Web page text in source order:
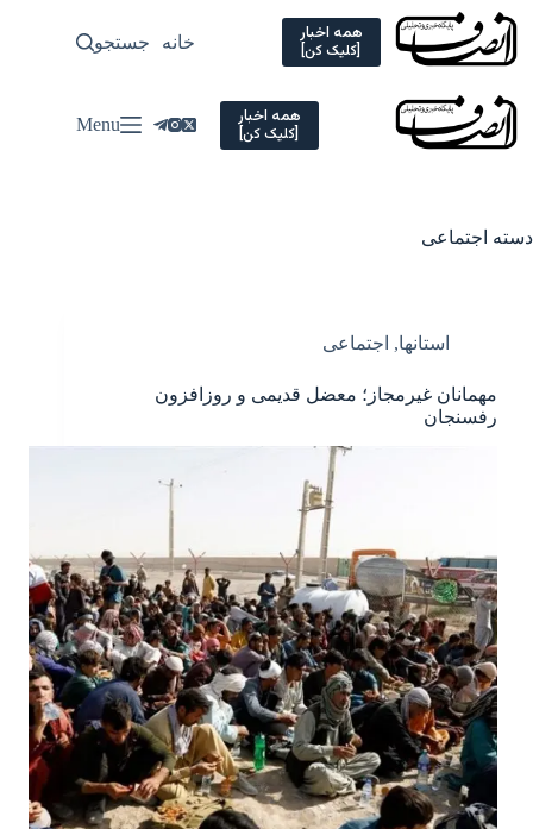
Skip
content
همه اخبار
[کلیک کن] خانه سیاسی
جستجو
همه اخبار
[کلیک کن] Menu
دسته اجتماعی
استانها, اجتماعی
مهمانان غیرمجاز؛ معضل قدیمی و روزافزون
رفسنجان